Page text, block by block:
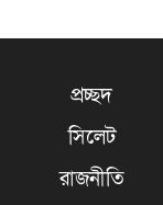
প্রচ্ছদ
সিলেট
রাজনীতি